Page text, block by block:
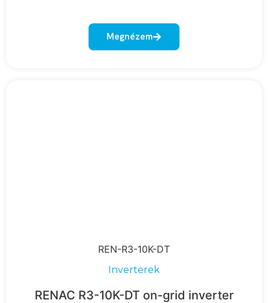
Megnézem
REN-R3-10K-DT
Inverterek
RENAC R3-10K-DT on-grid inverter